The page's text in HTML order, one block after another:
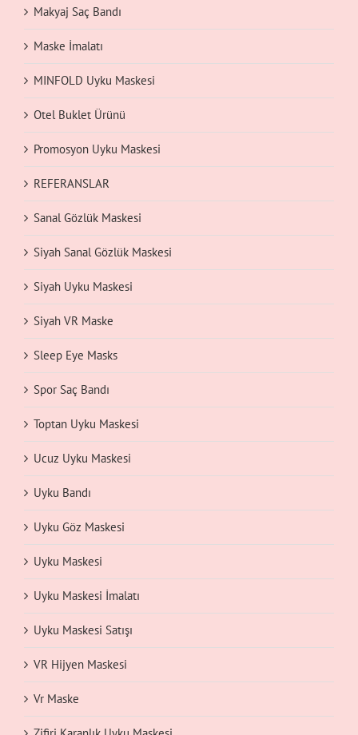
Makyaj Saç Bandı
Maske İmalatı
MINFOLD Uyku Maskesi
Otel Buklet Ürünü
Promosyon Uyku Maskesi
REFERANSLAR
Sanal Gözlük Maskesi
Siyah Sanal Gözlük Maskesi
Siyah Uyku Maskesi
Siyah VR Maske
Sleep Eye Masks
Spor Saç Bandı
Toptan Uyku Maskesi
Ucuz Uyku Maskesi
Uyku Bandı
Uyku Göz Maskesi
Uyku Maskesi
Uyku Maskesi İmalatı
Uyku Maskesi Satışı
VR Hijyen Maskesi
Vr Maske